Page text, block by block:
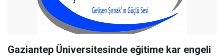
Gaziantep Üniversitesinde eğitime kar engeli